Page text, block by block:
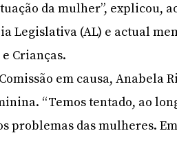
da mulher”, explicou,
Legislativa (AL) e actual
Crianças.
em causa,
“Temos tentado, ao
problemas das mulheres.